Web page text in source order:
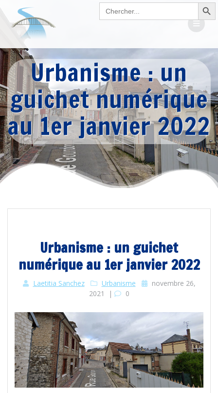
Search Search Button
Passer
au
Urbanisme : un
guichet numérique
au 1er janvier 2022
Urbanisme : un guichet
numérique au 1er janvier 2022
Laetitia Sanchez Urbanisme
novembre 26,
2021
| 0